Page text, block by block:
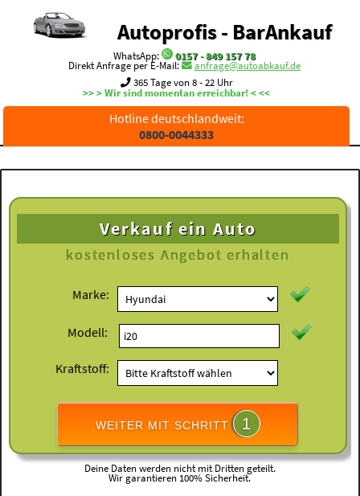
Autoprofis - BarAnkauf
WhatsApp:
0157 - 849 157 78
Direkt Anfrage per E-Mail:
anfrage@autoabkauf.de
365 Tage von 8 - 22 Uhr
>> > Wir sind momentan erreichbar! < <<
Hotline deutschlandweit:
0800-0044333
Verkauf ein Auto
kostenloses Angebot erhalten
Marke:
Modell:
Kraftstoff:
WEITER MIT SCHRITT 1
Deine Daten werden nicht mit Dritten geteilt.
Wir garantieren 100% Sicherheit.